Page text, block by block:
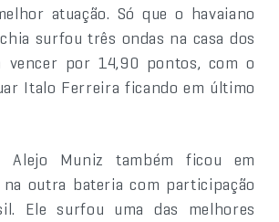
atuação. Só que o havaiano
surfou três ondas na casa dos
vencer por 14,90 pontos, com o
Italo Ferreira ficando em último
Alejo Muniz também ficou em
outra bateria com participação
Ele surfou uma das melhores